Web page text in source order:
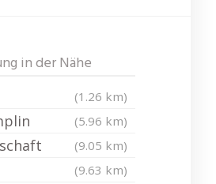
in der Nähe
(1.26 km)
(5.96 km)
(9.05 km)
(9.63 km)